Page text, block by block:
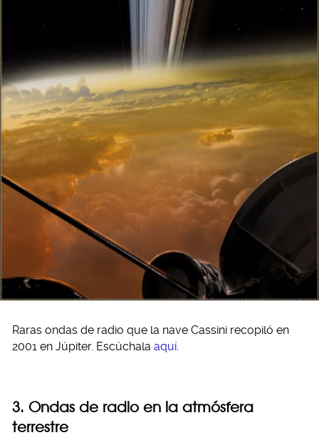
Raras ondas de radio que la nave Cassini recopiló en
2001 en Júpiter. Escúchala aquí
3. Ondas de radio en la atmósfera
terrestre